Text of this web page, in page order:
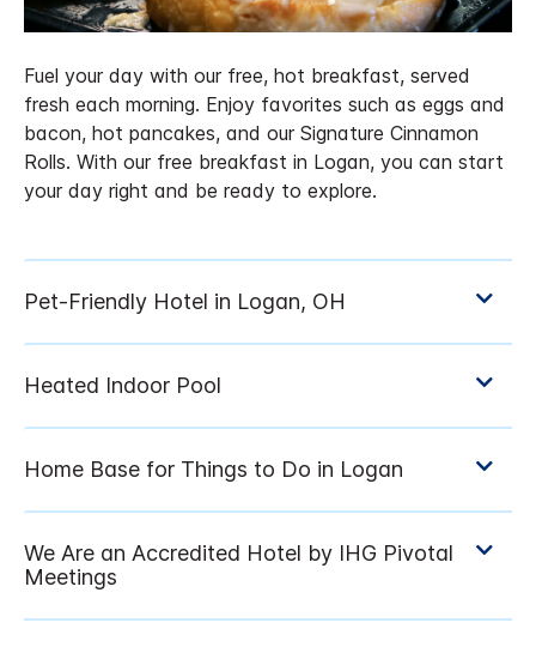
Fuel your day with our free, hot breakfast, served
fresh each morning. Enjoy favorites such as eggs and
bacon, hot pancakes, and our Signature Cinnamon
Rolls. With our free breakfast in Logan, you can start
your day right and be ready to explore.